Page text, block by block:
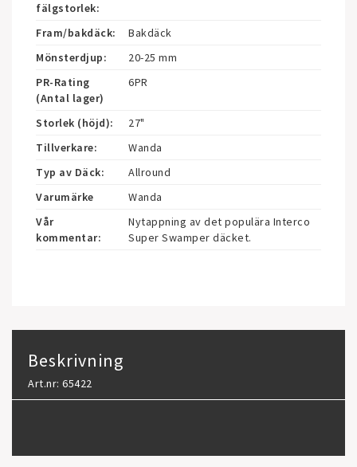
fälgstorlek:
Fram/bakdäck:
Bakdäck
Mönsterdjup:
20-25 mm
PR-Rating
(Antal lager)
6PR
Storlek (höjd):
27"
Tillverkare:
Wanda
Typ av Däck:
Allround
Varumärke
Wanda
Vår
kommentar:
Nytappning av det populära Interco
Super Swamper däcket.
Beskrivning
Art.nr: 65422